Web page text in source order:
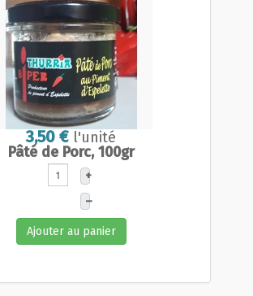
3,50 € l'unité
Pâté de Porc, 100gr
+
–
Ajouter au panier